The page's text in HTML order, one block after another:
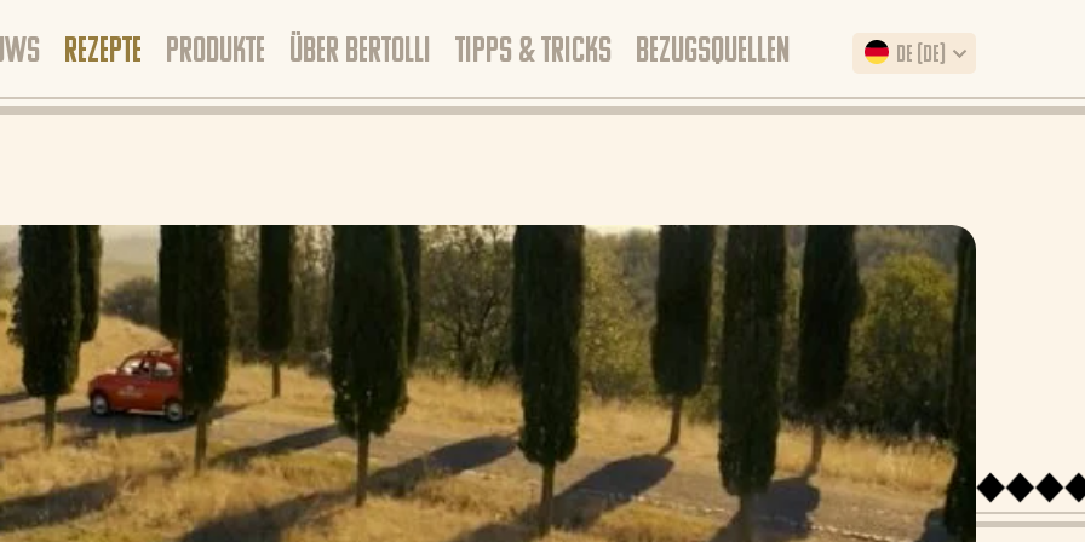
REZEPTE PRODUKTE ÜBER BERTOLLI TIPPS & TRICKS BEZUGSQUELLEN DE (DE)
ONZE REZEPTE